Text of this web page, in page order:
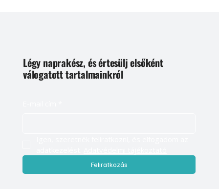
Légy naprakész, és értesülj elsőként
válogatott tartalmainkról
Feliratkozás